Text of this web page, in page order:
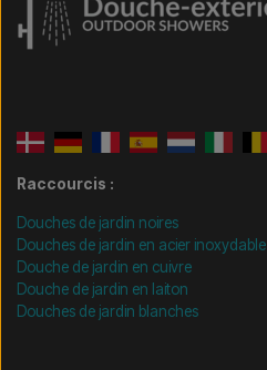
Raccourcis :
Douches de jardin noires
Douches de jardin en acier inoxydable
Douche de jardin en cuivre
Douche de jardin en laiton
Douches de jardin blanches